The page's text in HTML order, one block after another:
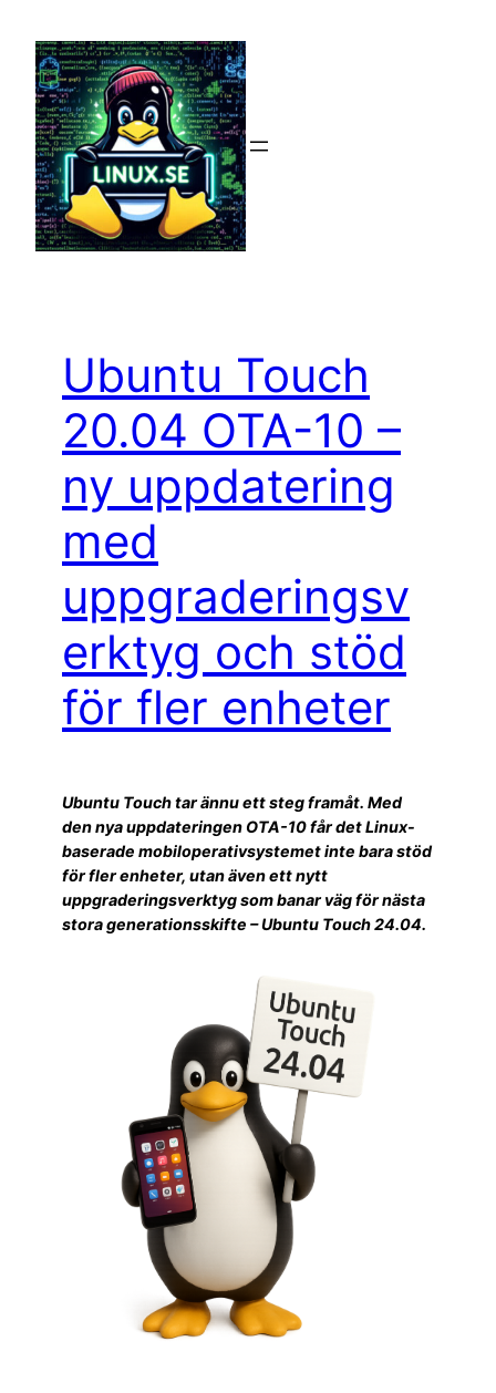
innehåll
Ubuntu Touch
20.04 OTA-10 –
ny uppdatering
med
uppgraderingsv
erktyg och stöd
för fler enheter
Ubuntu Touch tar ännu ett steg framåt. Med
den nya uppdateringen OTA-10 får det Linux-
baserade mobiloperativsystemet inte bara stöd
för fler enheter, utan även ett nytt
uppgraderingsverktyg som banar väg för nästa
stora generationsskifte – Ubuntu Touch 24.04.